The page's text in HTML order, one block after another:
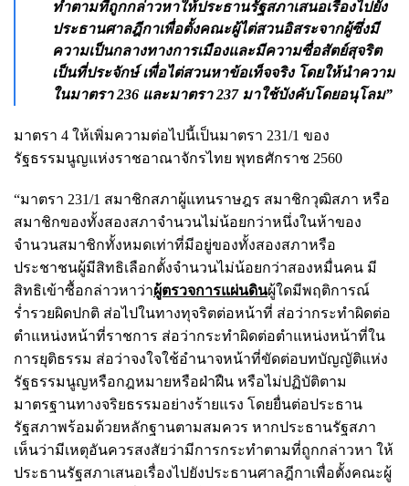
ทำตามที่ถูกกล่าวหาให้ประธานรัฐสภาเสนอเรื่องไปยัง
ประธานศาลฎีกาเพื่อตั้งคณะผู้ไต่สวนอิสระจากผู้ซึ่งมี
ความเป็นกลางทางการเมืองและมีความซื่อสัตย์สุจริต
เป็นที่ประจักษ์ เพื่อไต่สวนหาข้อเท็จจริง โดยให้นำความ
ในมาตรา 236 และมาตรา 237 มาใช้บังคับโดยอนุโลม”
มาตรา 4 ให้เพิ่มความต่อไปนี้เป็นมาตรา 231/1 ของ
รัฐธรรมนูญแห่งราชอาณาจักรไทย พุทธศักราช 2560
“มาตรา 231/1 สมาชิกสภาผู้แทนราษฎร สมาชิกวุฒิสภา หรือ
สมาชิกของทั้งสองสภาจำนวนไม่น้อยกว่าหนึ่งในห้าของ
จำนวนสมาชิกทั้งหมดเท่าที่มีอยู่ของทั้งสองสภาหรือ
ประชาชนผู้มีสิทธิเลือกตั้งจำนวนไม่น้อยกว่าสองหมื่นคน มี
สิทธิเข้าซื้อกล่าวหาว่าผู้ตรวจการแผ่นดินผู้ใดมีพฤติการณ์
ร่ำรวยผิดปกติ ส่อไปในทางทุจริตต่อหน้าที่ ส่อว่ากระทำผิดต่อ
ตำแหน่งหน้าที่ราชการ ส่อว่ากระทำผิดต่อตำแหน่งหน้าที่ใน
การยุติธรรม ส่อว่าจงใจใช้อำนาจหน้าที่ขัดต่อบทบัญญัติแห่ง
รัฐธรรมนูญหรือกฎหมายหรือฝ่าฝืน หรือไม่ปฏิบัติตาม
มาตรฐานทางจริยธรรมอย่างร้ายแรง โดยยื่นต่อประธาน
รัฐสภาพร้อมด้วยหลักฐานตามสมควร หากประธานรัฐสภา
เห็นว่ามีเหตุอันควรสงสัยว่ามีการกระทำตามที่ถูกกล่าวหา ให้
ประธานรัฐสภาเสนอเรื่องไปยังประธานศาลฎีกาเพื่อตั้งคณะผู้